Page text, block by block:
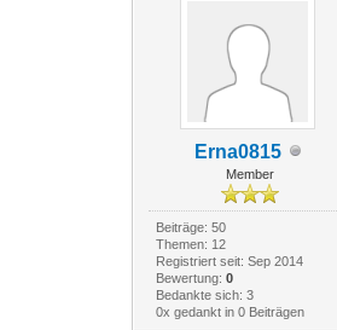
Erna0815
Member
Beiträge: 50
Themen: 12
Registriert seit: Sep 2014
Bewertung: 0
Bedankte sich: 3
0x gedankt in 0 Beiträgen